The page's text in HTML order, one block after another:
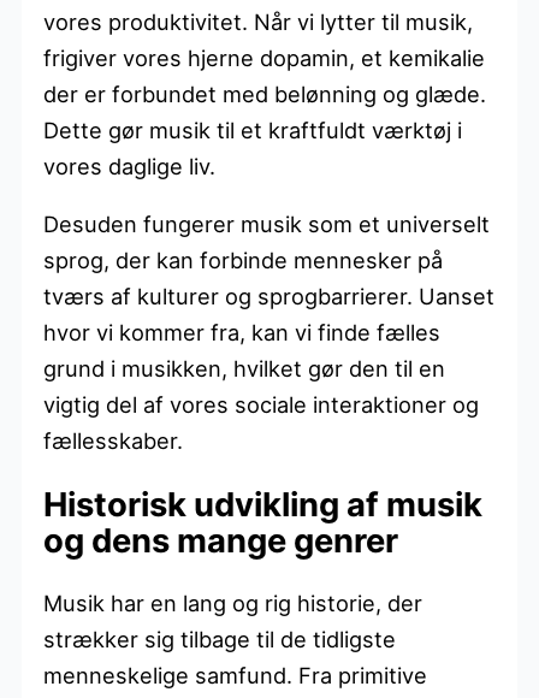
vores produktivitet. Når vi lytter til musik,
frigiver vores hjerne dopamin, et kemikalie
der er forbundet med belønning og glæde.
Dette gør musik til et kraftfuldt værktøj i
vores daglige liv.
Desuden fungerer musik som et universelt
sprog, der kan forbinde mennesker på
tværs af kulturer og sprogbarrierer. Uanset
hvor vi kommer fra, kan vi finde fælles
grund i musikken, hvilket gør den til en
vigtig del af vores sociale interaktioner og
fællesskaber.
Historisk udvikling af musik
og dens mange genrer
Musik har en lang og rig historie, der
strækker sig tilbage til de tidligste
menneskelige samfund. Fra primitive